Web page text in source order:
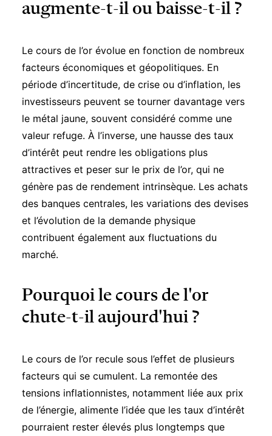
augmente-t-il ou baisse-t-il ?
Le cours de l’or évolue en fonction de nombreux
facteurs économiques et géopolitiques. En
période d’incertitude, de crise ou d’inflation, les
investisseurs peuvent se tourner davantage vers
le métal jaune, souvent considéré comme une
valeur refuge. À l’inverse, une hausse des taux
d’intérêt peut rendre les obligations plus
attractives et peser sur le prix de l’or, qui ne
génère pas de rendement intrinsèque. Les achats
des banques centrales, les variations des devises
et l’évolution de la demande physique
contribuent également aux fluctuations du
marché.
Pourquoi le cours de l'or
chute-t-il aujourd'hui ?
Le cours de l’or recule sous l’effet de plusieurs
facteurs qui se cumulent. La remontée des
tensions inflationnistes, notamment liée aux prix
de l’énergie, alimente l’idée que les taux d’intérêt
pourraient rester élevés plus longtemps que